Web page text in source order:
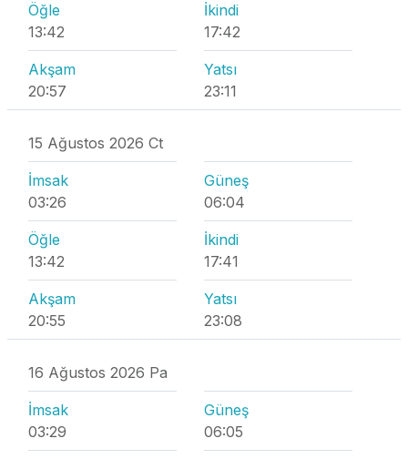
Öğle
13:42
İkindi
17:42
Akşam
20:57
Yatsı
23:11
15 Ağustos 2026 Ct
İmsak
03:26
Güneş
06:04
Öğle
13:42
İkindi
17:41
Akşam
20:55
Yatsı
23:08
16 Ağustos 2026 Pa
İmsak
03:29
Güneş
06:05